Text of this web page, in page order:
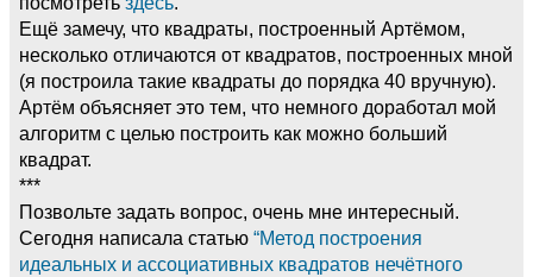
Ещё замечу, что квадраты, построенный Артёмом,
несколько отличаются от квадратов, построенных мной
(я построила такие квадраты до порядка 40 вручную).
Артём объясняет это тем, что немного доработал мой
алгоритм с целью построить как можно больший
квадрат.
***
Позвольте задать вопрос, очень мне интересный.
Сегодня написала статью “Метод построения
идеальных и ассоциативных квадратов нечётного